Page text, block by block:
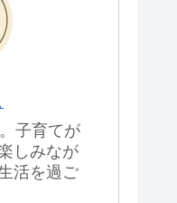
子育てが
しみなが
活を過ご